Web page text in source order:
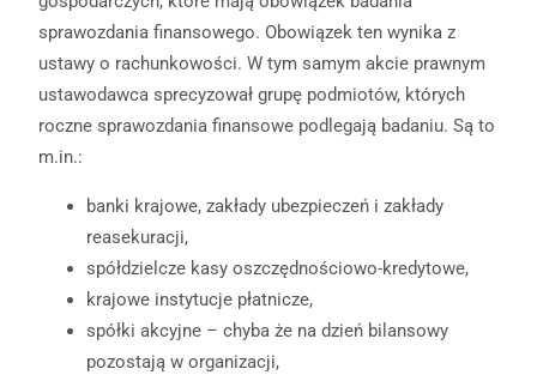
sprawozdania finansowego. Obowiązek ten wynika z
ustawy o rachunkowości. W tym samym akcie prawnym
ustawodawca sprecyzował grupę podmiotów, których
roczne sprawozdania finansowe podlegają badaniu. Są to
m.in.:
banki krajowe, zakłady ubezpieczeń i zakłady
reasekuracji,
spółdzielcze kasy oszczędnościowo-kredytowe,
krajowe instytucje płatnicze,
spółki akcyjne – chyba że na dzień bilansowy
pozostają w organizacji,